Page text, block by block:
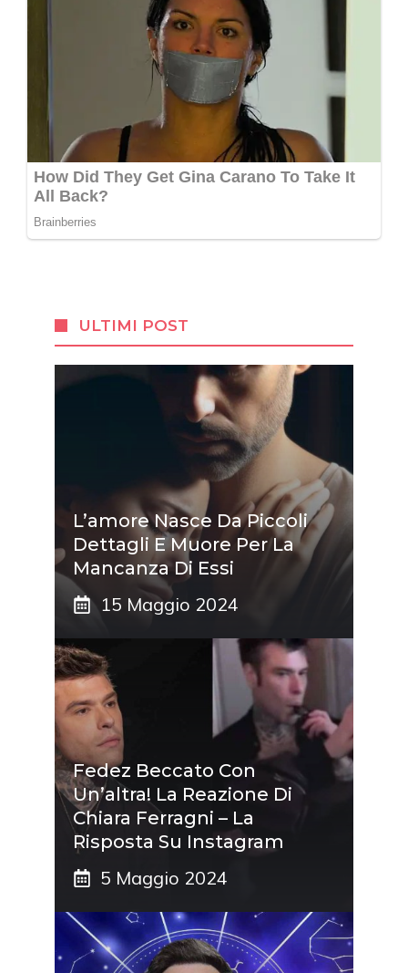
ULTIMI POST
L’amore Nasce Da Piccoli
Dettagli E Muore Per La
Mancanza Di Essi
15 Maggio 2024
Fedez Beccato Con
Un’altra! La Reazione Di
Chiara Ferragni – La
Risposta Su Instagram
5 Maggio 2024